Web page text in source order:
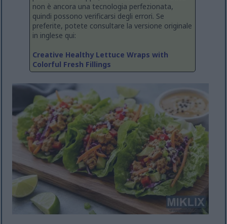
non è ancora una tecnologia perfezionata,
quindi possono verificarsi degli errori. Se
preferite, potete consultare la versione originale
in inglese qui:
Creative Healthy Lettuce Wraps with
Colorful Fresh Fillings